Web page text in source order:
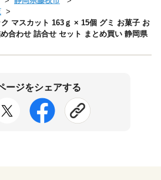
マスカット 163ｇ × 15個 グミ お菓子 お
合わせ 詰合せ セット まとめ買い 静岡県
ージをシェアする